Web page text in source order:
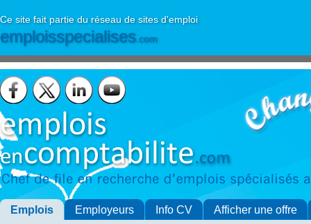
Ce site fait partie du réseau de sites d'emploi
emploisspecialises.com
Emplois Employeurs Info CV Afficher une offre